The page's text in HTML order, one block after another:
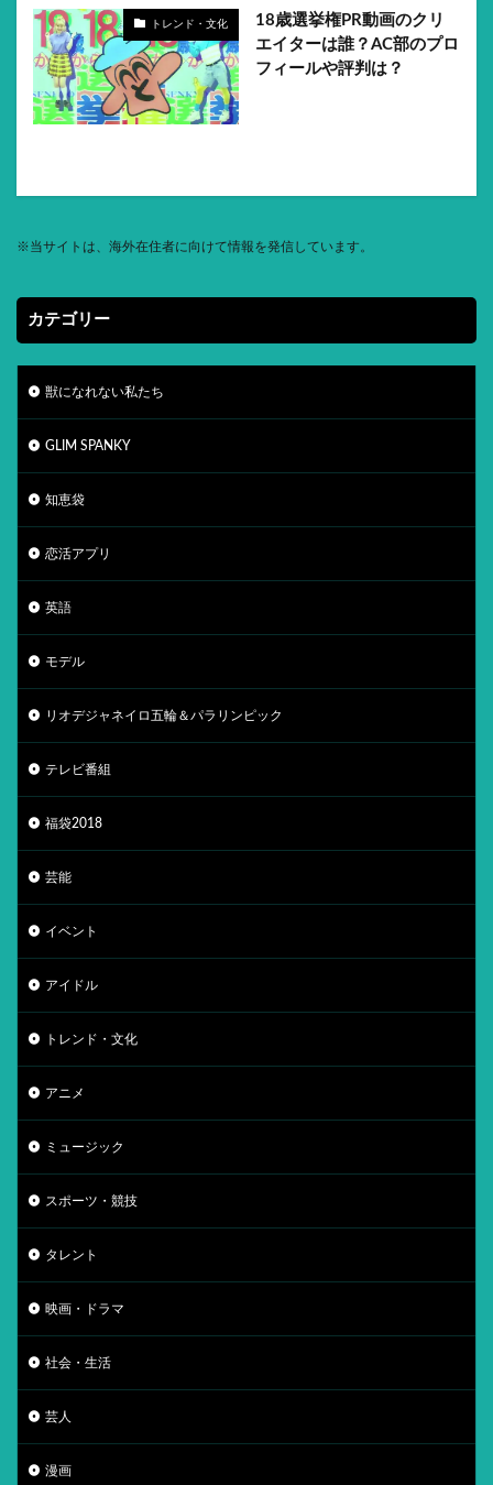
トレンド・文化
18歳選挙権PR動画のクリ
エイターは誰？AC部のプロ
フィールや評判は？
※当サイトは、海外在住者に向けて情報を発信しています。
カテゴリー
獣になれない私たち
GLIM SPANKY
知恵袋
恋活アプリ
英語
モデル
リオデジャネイロ五輪＆パラリンピック
テレビ番組
福袋2018
芸能
イベント
アイドル
トレンド・文化
アニメ
ミュージック
スポーツ・競技
タレント
映画・ドラマ
社会・生活
芸人
漫画